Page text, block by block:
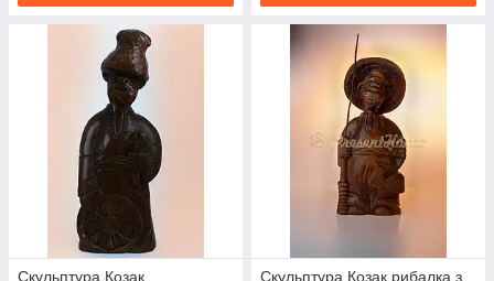
Скульптура Козак
Скульптура Козак рибалка з